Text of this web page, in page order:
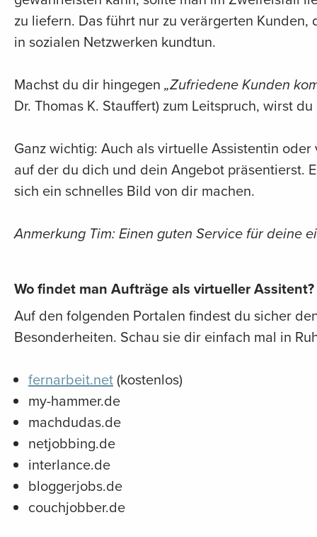
zu liefern. Das führt nur zu verärgerten
in sozialen Netzwerken kundtun.
Machst du dir hingegen„Zufriedene Kunden
Dr. Thomas K. Stauffert) zum Leitspruch, wirst
Ganz wichtig: Auch als virtuelle Assistentin
auf der du dich und dein Angebot präsentierst.
sich ein schnelles Bild von dir machen.
Anmerkung Tim: Einen guten Service für deine
Wo findet man Aufträge als virtueller Assitent?
Auf den folgenden Portalen findest du sicher
Besonderheiten. Schau sie dir einfach mal in
fernarbeit.net (kostenlos)
my-hammer.de
machdudas.de
netjobbing.de
interlance.de
bloggerjobs.de
couchjobber.de